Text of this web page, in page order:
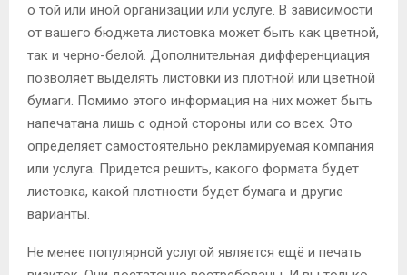
о той или иной организации или услуге. В зависимости
от вашего бюджета листовка может быть как цветной,
так и черно-белой. Дополнительная дифференциация
позволяет выделять листовки из плотной или цветной
бумаги. Помимо этого информация на них может быть
напечатана лишь с одной стороны или со всех. Это
определяет самостоятельно рекламируемая компания
или услуга. Придется решить, какого формата будет
листовка, какой плотности будет бумага и другие
варианты.
Не менее популярной услугой является ещё и печать